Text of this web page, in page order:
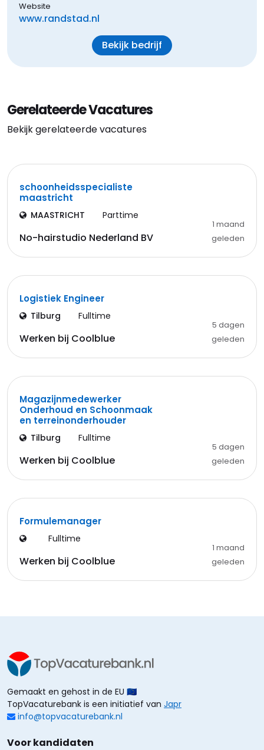
Website
www.randstad.nl
Bekijk bedrijf
Gerelateerde Vacatures
Bekijk gerelateerde vacatures
schoonheidsspecialiste
maastricht
MAASTRICHT Parttime
No-hairstudio Nederland BV
1 maand
geleden
Logistiek Engineer
Tilburg Fulltime
Werken bij Coolblue
5 dagen
geleden
Magazijnmedewerker
Onderhoud en Schoonmaak
en terreinonderhouder
Tilburg Fulltime
Werken bij Coolblue
5 dagen
geleden
Formulemanager
Fulltime
Werken bij Coolblue
1 maand
geleden
Gemaakt en gehost in de EU 🇪🇺
TopVacaturebank is een initiatief van Japr
info@topvacaturebank.nl
Voor kandidaten